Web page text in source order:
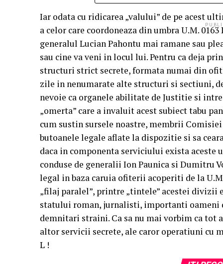
Iar odata cu ridicarea „valului” de pe acest
a celor care coordoneaza din umbra U.M.
generalul Lucian Pahontu mai ramane sau
sau cine va veni in locul lui. Pentru ca deja
structuri strict secrete, formata numai din
zile in nenumarate alte structuri si sectiuni,
nevoie ca organele abilitate de Justitie si
„omerta” care a invaluit acest subiect tabu
cum sustin sursele noastre, membrii
butoanele legale aflate la dispozitie si sa
daca in componenta serviciului exista aceste
conduse de generalii Ion Paunica si Dumitru
legal in baza caruia ofiterii acoperiti de la
„filaj paralel”, printre „tintele” acestei
statului roman, jurnalisti, importanti
demnitari straini. Ca sa nu mai vorbim ca tot
altor servicii secrete, ale caror operatiuni cu
L !